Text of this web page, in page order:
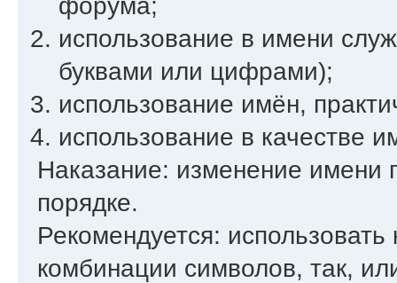
форума;
использование в имени
буквами или цифрами);
использование имён,
использование в качестве
Наказание: изменение имени
порядке.
Рекомендуется:
комбинации символов, так,